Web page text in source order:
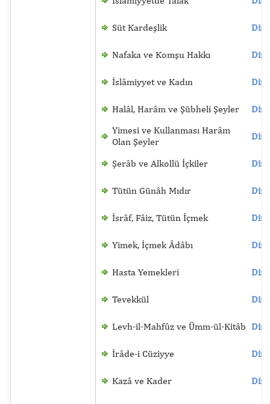
Süt Kardeşlik
Nafaka ve Komşu Hakkı
İslâmiyyet ve Kadın
Halâl, Harâm ve Şübheli Şeyler
Yimesi ve Kullanması Harâm
Olan Şeyler
Şerâb ve Alkollü İçkiler
Tütün Günâh Mıdır
İsrâf, Fâiz, Tütün İçmek
Yimek, İçmek Âdâbı
Hasta Yemekleri
Tevekkül
Levh-il-Mahfûz ve Ümm-ül-Kitâb
İrâde-i Cüziyye
Kazâ ve Kader